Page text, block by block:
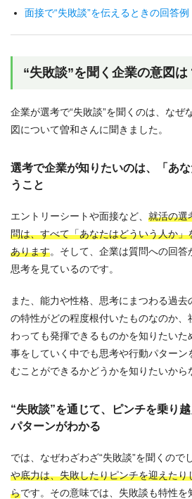
面接で“失敗談”を伝えるときの回答例
“失敗談”を聞く企業の意図は
企業が選考で“失敗談”を聞くのは、なぜ
図について曽和さんに聞きました。
選考で企業が知りたいのは、「あ
うこと
エントリーシートや面接など、 就活の選
問は、すべて「あなたはどういう人か
あります。そして、企業は質問への回答
思考を見ているのです。
また、能力や性格、思考にまつわる過
の特性がどの程度根付いたものなのか
わっても発揮できるものかを知りたい
事をしていく中でも思考や行動パターン
むことができるかどうかを知りたいから
“失敗談”を通じて、ピンチを乗り
パターンがわかる
では、なぜわざわざ“失敗談”を聞くので
や底力は、失敗したりピンチを迎えた
らです。その意味では、失敗談も特性